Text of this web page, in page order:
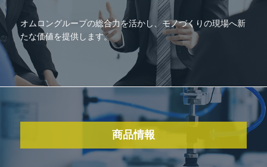
オムロングループの総合力を活かし、モノづくりの現場へ新
たな価値を提供します。
商品情報